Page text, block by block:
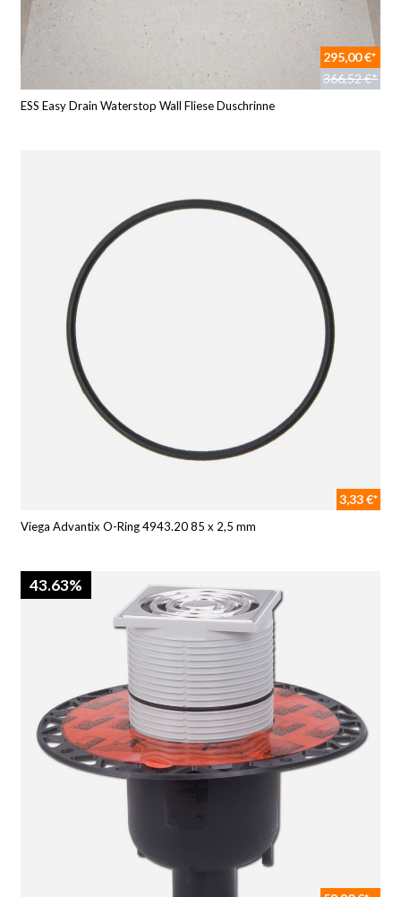
295,00 €*
366,52 €*
ESS Easy Drain Waterstop Wall Fliese Duschrinne
3,33 €*
Viega Advantix O-Ring 4943.20 85 x 2,5 mm
43.63%